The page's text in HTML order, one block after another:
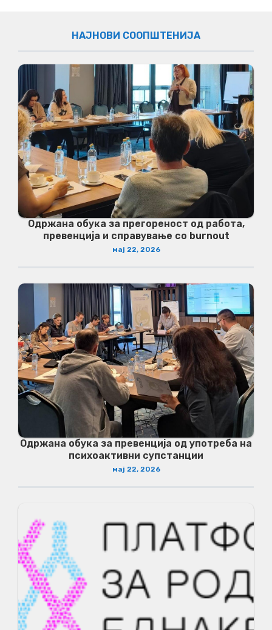
НАЈНОВИ СООПШТЕНИЈА
Одржана обука за прегореност од работа,
превенција и справување со burnout
мај 22, 2026
Одржана обука за превенција од употреба на
психоактивни супстанции
мај 22, 2026